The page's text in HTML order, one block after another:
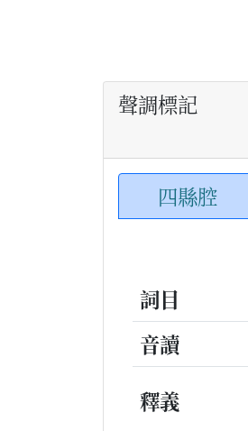
聲調標記
四縣腔
詞目
音讀
釋義